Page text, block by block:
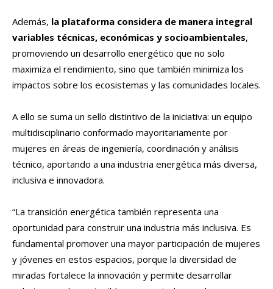
Además, la plataforma considera de manera integral
variables técnicas, económicas y socioambientales,
promoviendo un desarrollo energético que no solo
maximiza el rendimiento, sino que también minimiza los
impactos sobre los ecosistemas y las comunidades locales.
A ello se suma un sello distintivo de la iniciativa: un equipo
multidisciplinario conformado mayoritariamente por
mujeres en áreas de ingeniería, coordinación y análisis
técnico, aportando a una industria energética más diversa,
inclusiva e innovadora.
“La transición energética también representa una
oportunidad para construir una industria más inclusiva. Es
fundamental promover una mayor participación de mujeres
y jóvenes en estos espacios, porque la diversidad de
miradas fortalece la innovación y permite desarrollar